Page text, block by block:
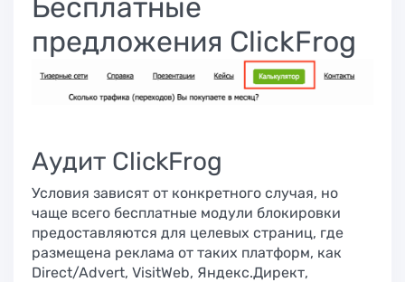
Бесплатные
предложения ClickFrog
Аудит ClickFrog
Условия зависят от конкретного случая, но
чаще всего бесплатные модули блокировки
предоставляются для целевых страниц, где
размещена реклама от таких платформ, как
Direct/Advert, VisitWeb, Яндекс.Директ,